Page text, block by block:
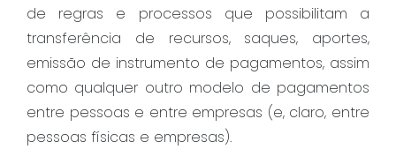
de regras e processos que possibilitam a
transferência de recursos, saques, aportes,
emissão de instrumento de pagamentos, assim
como qualquer outro modelo de pagamentos
entre pessoas e entre empresas (e, claro, entre
pessoas físicas e empresas).